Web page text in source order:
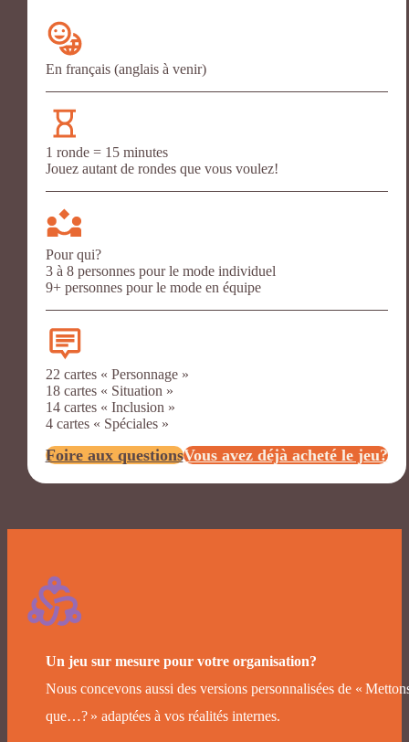
En français (anglais à venir)
1 ronde = 15 minutes
Jouez autant de rondes que vous voulez!
Pour qui?
3 à 8 personnes pour le mode individuel
9+ personnes pour le mode en équipe
22 cartes « Personnage »
18 cartes « Situation »
14 cartes « Inclusion »
4 cartes « Spéciales »
Foire aux questionsVous avez déjà acheté le jeu?
Un jeu sur mesure pour votre organisation?
Nous concevons aussi des versions personnalisées de «
que…? » adaptées à vos réalités internes.